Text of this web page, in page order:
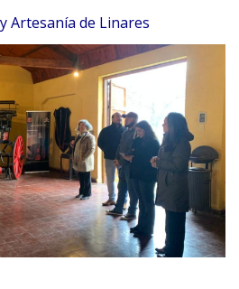
Artesanía de Linares